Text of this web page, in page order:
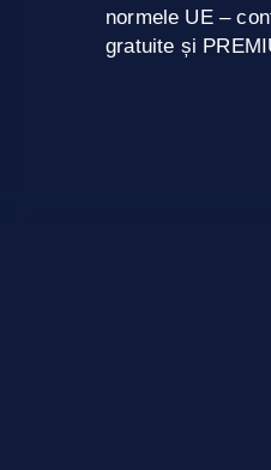
normele UE –
gratuite și